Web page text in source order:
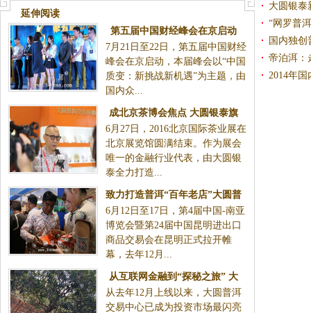
延伸阅读
第五届中国财经峰会在京启动
大圆普洱荣获“杰出品牌形象奖”
7月21日至22日，第五届中国财经
峰会在京启动，本届峰会以“中国
质变：新挑战新机遇”为主题，由
国内众...
成北京茶博会焦点 大圆银泰旗
下大圆普洱将试水标准化
6月27日，2016北京国际茶业展在
北京展览馆圆满结束。作为展会
唯一的金融行业代表，由大圆银
泰全力打造...
致力打造普洱“百年老店”大圆普
洱：品质是决定走多远的关键
6月12日至17日，第4届中国-南亚
博览会暨第24届中国昆明进出口
商品交易会在昆明正式拉开帷
幕，去年12月...
从互联网金融到“探秘之旅” 大
圆普洱如何赢得投资者的心
从去年12月上线以来，大圆普洱
交易中心已成为投资市场最闪亮
大圆银泰
台正式上
“网罗普
上线
国内独创
易中心即
帝泊洱：
2014年